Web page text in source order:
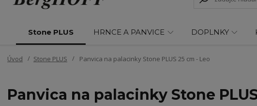
Stone PLUS HRNCE A PANVICE DOPLNKY
Úvod Stone PLUS Panvica na palacinky Stone PLUS 25 cm - Leo
Panvica na palacinky Stone